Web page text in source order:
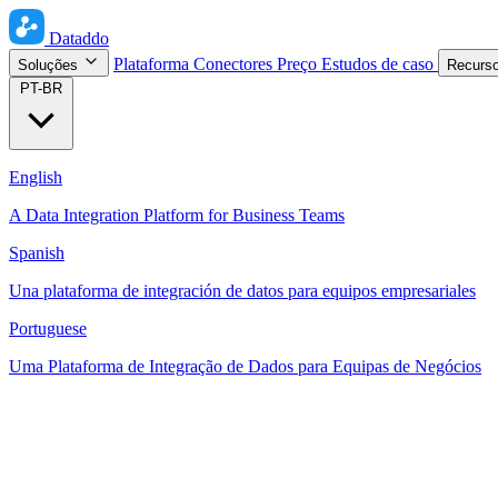
Dataddo
Soluções Plataforma Conectores Preço Estudos de caso
PT-BR
English
A Data Integration Platform for Business Teams
Spanish
Una plataforma de integración de datos para equipos empresariales
Portuguese
Uma Plataforma de Integração de Dados para Equipas de Negócios